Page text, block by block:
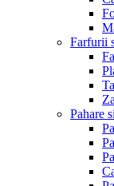
Farfurii
Pahare